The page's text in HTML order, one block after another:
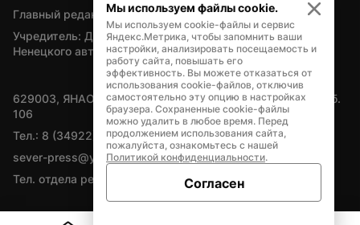
Главный редактор — А.Л. Поздеев
Учредитель: Департамент внутренней политики Ямало-
Ненецкого автономного округа
629003, ЯНАО, Салехард, мкр. Богдана Кнунянца, д.1, каб.
106
Тел.: 8 (34922) 71262
sever-press@yamal-media.ru
Тел. отдела рекламы: 8 (34922) 42728
Мы используем файлы cookie.
Мы используем cookie-файлы и сервис
Яндекс.Метрика, чтобы запомнить ваши
настройки, анализировать посещаемость и
работу сайта, повышать его
эффективность. Вы можете отказаться от
использования cookie-файлов, отключив
самостоятельно эту опцию в настройках
браузера. Сохраненные cookie-файлы
можно удалить в любое время. Перед
продолжением использования сайта,
пожалуйста, ознакомьтесь с нашей
Политикой конфиденциальности.
Согласен